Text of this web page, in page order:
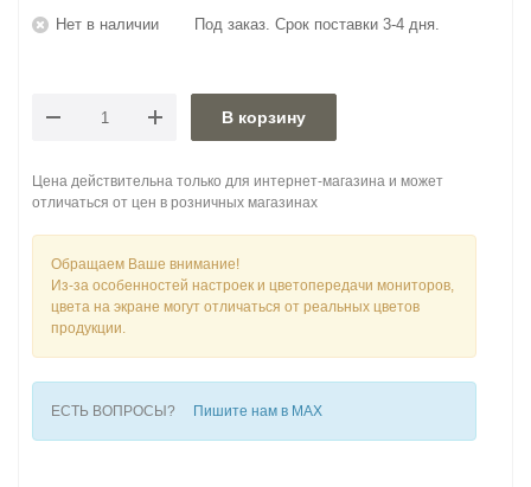
Нет в наличии Под заказ. Срок поставки 3-4 дня.
В корзину
Цена действительна только для интернет-магазина и может
отличаться от цен в розничных магазинах
Обращаем Ваше внимание!
Из-за особенностей настроек и цветопередачи мониторов,
цвета на экране могут отличаться от реальных цветов
продукции.
ЕСТЬ ВОПРОСЫ? Пишите нам в MAX